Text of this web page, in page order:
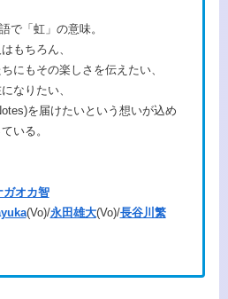
で「虹」の意味。
もちろん、
にもその楽しさを伝えたい、
なりたい、
を届けたいという想いが込め
いる。
ガオカ智
(Vo)/永田雄大(Vo)/長谷川繁